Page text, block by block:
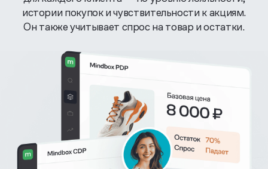
истории покупок и чувствительности к акциям.
Он также учитывает спрос на товар и остатки.